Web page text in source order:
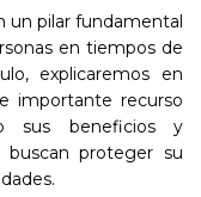
un pilar fundamental
en tiempos de
explicaremos en
importante recurso
sus beneficios y
buscan proteger su